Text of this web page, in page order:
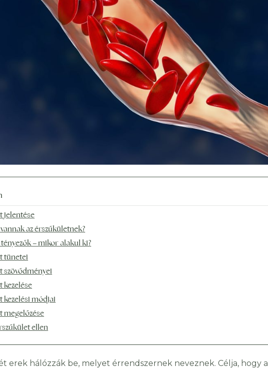
jelentése
az érszűkületnek?
– mikor alakul ki?
tünetei
szövődményei
kezelése
kezelési módjai
megelőzése
ellen
erek hálózzák be, melyet érrendszernek neveznek. Célja, hogy